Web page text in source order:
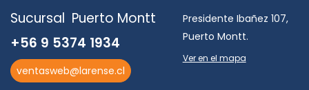
Sucursal Puerto Montt
+56 9 5374 1934
ventasweb@larense.cl
Presidente Ibañez 107,
Puerto Montt.
Ver en el mapa